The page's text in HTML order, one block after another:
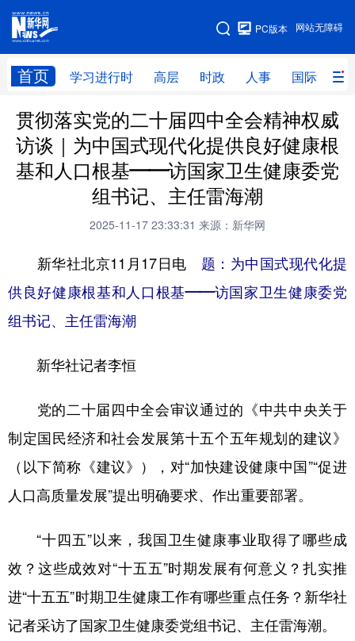
网站无障碍
PC版本
首页 学习进行时 高层 时政 人事 国际 财
网站地图
学习进行时 高层 时政 人事
国际 财经 网评 港澳
思客智库 全球连线
科创 量子
访谈 视频 图片 政务
法律 中央文件
城市 旅游 能源 会展
公益
地方频道
贯彻落实党的二十届四中全会精神权威
访谈｜为中国式现代化提供良好健康根
基和人口根基——访国家卫生健康委党
组书记、主任雷海潮
2025-11-17 23:33:31 来源：新华网
新华社北京11月17日电 题：为中国式现代化提
供良好健康根基和人口根基——访国家卫生健康委党
组书记、主任雷海潮
新华社记者李恒
党的二十届四中全会审议通过的《中共中央关于
制定国民经济和社会发展第十五个五年规划的建议》
（以下简称《建议》），对“加快建设健康中国”“促进
人口高质量发展”提出明确要求、作出重要部署。
“十四五”以来，我国卫生健康事业取得了哪些成
效？这些成效对“十五五”时期发展有何意义？扎实推
进“十五五”时期卫生健康工作有哪些重点任务？新华社
记者采访了国家卫生健康委党组书记、主任雷海潮。